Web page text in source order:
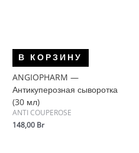
В КОРЗИНУ
ANGIOPHARM —
Антикуперозная сыворотка
(30 мл)
ANTI COUPEROSE
148,00 Br